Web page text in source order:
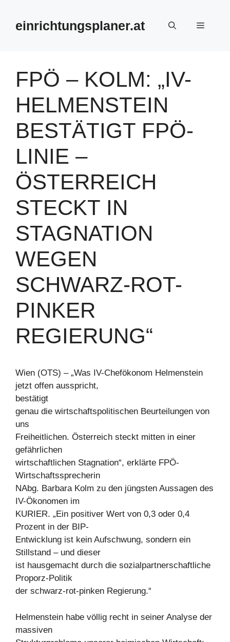
springeneinrichtungsplaner.at Menü
FPÖ – KOLM: „IV-
HELMENSTEIN
BESTÄTIGT FPÖ-
LINIE –
ÖSTERREICH
STECKT IN
STAGNATION
WEGEN
SCHWARZ-ROT-
PINKER
REGIERUNG“
Wien (OTS) – „Was IV-Chefökonom Helmenstein
jetzt offen ausspricht,
bestätigt
genau die wirtschaftspolitischen Beurteilungen von
uns
Freiheitlichen. Österreich steckt mitten in einer
gefährlichen
wirtschaftlichen Stagnation“, erklärte FPÖ-
Wirtschaftssprecherin
NAbg. Barbara Kolm zu den jüngsten Aussagen des
IV-Ökonomen im
KURIER. „Ein positiver Wert von 0,3 oder 0,4
Prozent in der BIP-
Entwicklung ist kein Aufschwung, sondern ein
Stillstand – und dieser
ist hausgemacht durch die sozialpartnerschaftliche
Proporz-Politik
der schwarz-rot-pinken Regierung.“
Helmenstein habe völlig recht in seiner Analyse der
massiven